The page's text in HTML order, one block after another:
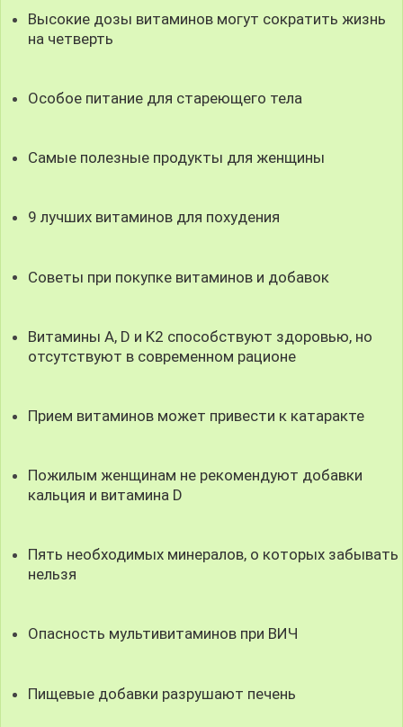
Высокие дозы витаминов могут сократить жизнь
на четверть
Особое питание для стареющего тела
Самые полезные продукты для женщины
9 лучших витаминов для похудения
Советы при покупке витаминов и добавок
Витамины A, D и K2 способствуют здоровью, но
отсутствуют в современном рационе
Прием витаминов может привести к катаракте
Пожилым женщинам не рекомендуют добавки
кальция и витамина D
Пять необходимых минералов, о которых забывать
нельзя
Опасность мультивитаминов при ВИЧ
Пищевые добавки разрушают печень